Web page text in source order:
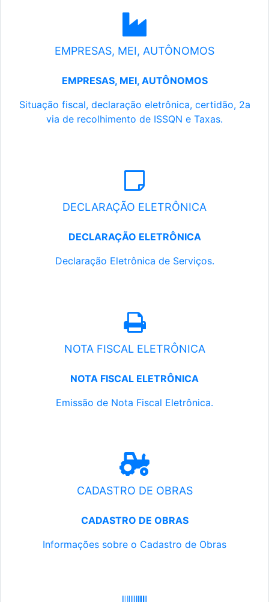
EMPRESAS, MEI, AUTÔNOMOS
EMPRESAS, MEI, AUTÔNOMOS
Situação fiscal, declaração eletrônica, certidão, 2a
via de recolhimento de ISSQN e Taxas.
DECLARAÇÃO ELETRÔNICA
DECLARAÇÃO ELETRÔNICA
Declaração Eletrônica de Serviços.
NOTA FISCAL ELETRÔNICA
NOTA FISCAL ELETRÔNICA
Emissão de Nota Fiscal Eletrônica.
CADASTRO DE OBRAS
CADASTRO DE OBRAS
Informações sobre o Cadastro de Obras